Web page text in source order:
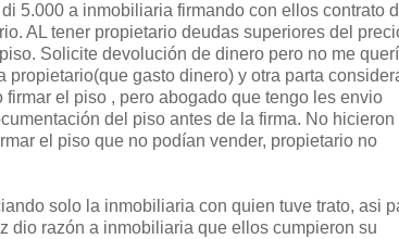
5.000 a inmobiliaria firmando con ellos contrato
AL tener propietario deudas superiores del
Solicite devolución de dinero pero no me
propietario(que gasto dinero) y otra parta
el piso , pero abogado que tengo les envio
del piso antes de la firma. No hicieron
el piso que no podían vender, propietario no
solo la inmobiliaria con quien tuve trato, asi
dio razón a inmobiliaria que ellos cumpieron su